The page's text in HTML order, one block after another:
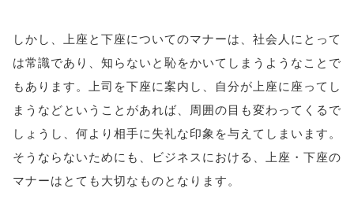
しかし、上座と下座についてのマナーは、社会人にとって
は常識であり、知らないと恥をかいてしまうようなことで
もあります。上司を下座に案内し、自分が上座に座ってし
まうなどということがあれば、周囲の目も変わってくるで
しょうし、何より相手に失礼な印象を与えてしまいます。
そうならないためにも、ビジネスにおける、上座・下座の
マナーはとても大切なものとなります。